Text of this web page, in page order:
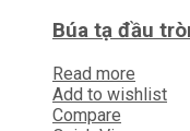
Búa tạ đầu
Read more
Add to wishlist
Compare